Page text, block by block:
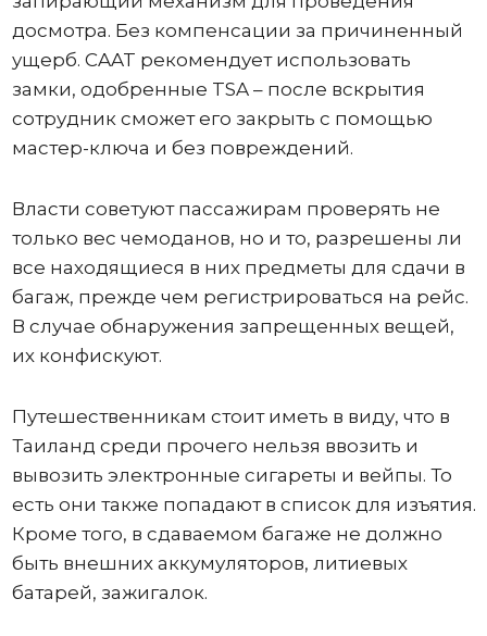
досмотра. Без компенсации за причиненный
ущерб. CAAT рекомендует использовать
замки, одобренные TSA – после вскрытия
сотрудник сможет его закрыть с помощью
мастер-ключа и без повреждений.
Власти советуют пассажирам проверять не
только вес чемоданов, но и то, разрешены ли
все находящиеся в них предметы для сдачи в
багаж, прежде чем регистрироваться на рейс.
В случае обнаружения запрещенных вещей,
их конфискуют.
Путешественникам стоит иметь в виду, что в
Таиланд среди прочего нельзя ввозить и
вывозить электронные сигареты и вейпы. То
есть они также попадают в список для изъятия.
Кроме того, в сдаваемом багаже не должно
быть внешних аккумуляторов, литиевых
батарей, зажигалок.